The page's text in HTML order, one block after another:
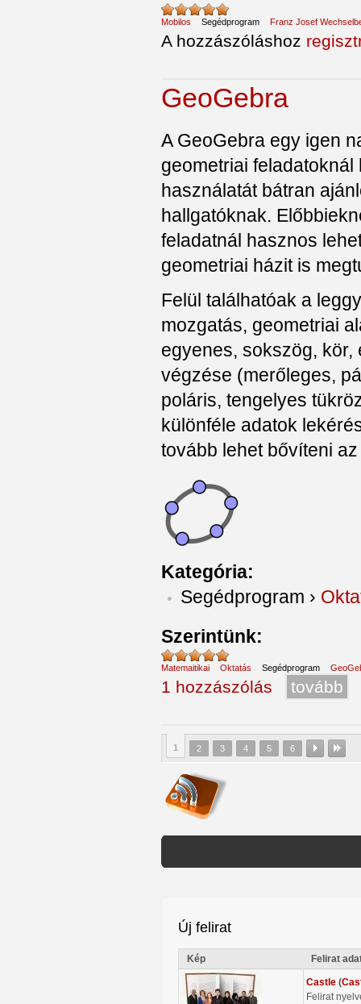
Mobilos Segédprogram Franz Josef
A hozzászóláshoz
GeoGebra
A GeoGebra egy igen
geometriai
használatát bátran
hallgatóknak.
feladatnál hasznos
geometriai házit is
Felül találhatóak a
mozgatás, geometriai
egyenes, sokszög, kör,
végzése (merőleges,
poláris, tengelyes
különféle adatok
tovább lehet bővíteni
Kategória:
Segédprogram ›
Szerintünk:
Matemaitikai Oktatás Segédprogram
1 hozzászólás tovább
1 2 3 4 5 6
Új felirat
Kép Felirat
Castle (
Felirat